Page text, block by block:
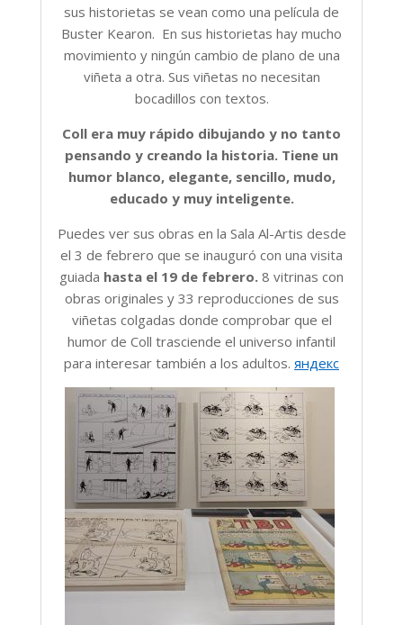
sus historietas se vean como una película de
Buster Kearon. En sus historietas hay mucho
movimiento y ningún cambio de plano de una
viñeta a otra. Sus viñetas no necesitan
bocadillos con textos.
Coll era muy rápido dibujando y no tanto
pensando y creando la historia. Tiene un
humor blanco, elegante, sencillo, mudo,
educado y muy inteligente.
Puedes ver sus obras en la Sala Al-Artis desde
el 3 de febrero que se inauguró con una visita
guiada hasta el 19 de febrero. 8 vitrinas con
obras originales y 33 reproducciones de sus
viñetas colgadas donde comprobar que el
humor de Coll trasciende el universo infantil
para interesar también a los adultos. яндекс